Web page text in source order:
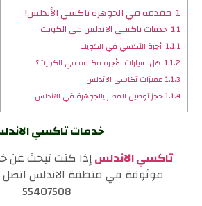
1 مقدمة في الجوهرة تاكسي الأندلس!
1.1خدمات تاكسي الاندلس في الكويت
1.1.1 أجرة التكسي في الكويت
1.1.2 هل سيارات الأجرة مكلفة في الكويت؟
1.1.3مميزات تكاسي الاندلس
1.1.4حجز توصيل للمطار بالجوهرة في الاندلس
خدمات تاكسي
تاكسي الاندلسإذا كنت تبحث عن
موثوقة في منطقة الاندلس اتصل
55407508